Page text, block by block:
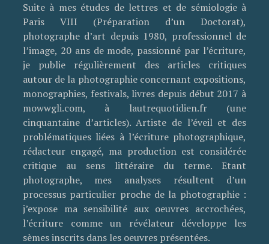
Suite à mes études de lettres et de sémiologie à
Paris VIII (Préparation d’un Doctorat),
photographe d’art depuis 1980, professionnel de
l’image, 20 ans de mode, passionné par l’écriture,
je publie régulièrement des articles critiques
autour de la photographie concernant expositions,
monographies, festivals, livres depuis début 2017 à
mowwgli.com, à lautrequotidien.fr (une
cinquantaine d’articles). Artiste de l’éveil et des
problématiques liées à l’écriture photographique,
rédacteur engagé, ma production est considérée
critique au sens littéraire du terme. Etant
photographe, mes analyses résultent d’un
processus particulier proche de la photographie :
j’expose ma sensibilité aux oeuvres accrochées,
l’écriture comme un révélateur développe les
sèmes inscrits dans les oeuvres présentées.